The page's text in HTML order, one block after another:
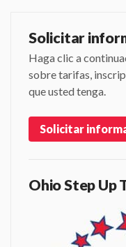
Solicitar
Haga clic a
sobre tarifas,
que usted tenga.
Solicitar
Ohio Step Up